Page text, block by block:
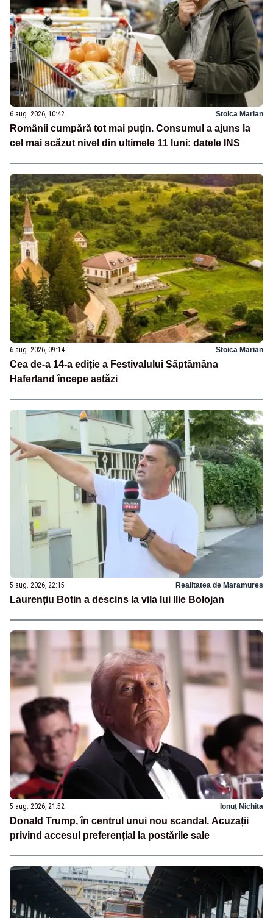
6 aug. 2026, 10:42 Stoica Marian
Românii cumpără tot mai puțin. Consumul a ajuns la
cel mai scăzut nivel din ultimele 11 luni: datele INS
6 aug. 2026, 09:14 Stoica Marian
Cea de-a 14-a ediție a Festivalului Săptămâna
Haferland începe astăzi
5 aug. 2026, 22:15 Realitatea de Maramures
Laurențiu Botin a descins la vila lui Ilie Bolojan
5 aug. 2026, 21:52 Ionuț Nichita
Donald Trump, în centrul unui nou scandal. Acuzații
privind accesul preferențial la postările sale